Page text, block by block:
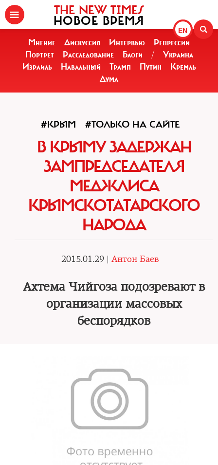
EN
THE NEW TIMES
НОВОЕ ВРЕМЯ
Мнение Дискуссия Интервью
Репрессии
Портрет
Расследование Блоги /
Украина
Израиль
Навальный Трамп Путин
Кремль
Дума
#КРЫМ #ТОЛЬКО НА САЙТЕ
В КРЫМУ ЗАДЕРЖАН
ЗАМПРЕДСЕДАТЕЛЯ
МЕДЖЛИСА
КРЫМСКОТАТАРСКОГО
НАРОДА
2015.01.29 | Антон Баев
Ахтема Чийгоза подозревают в
организации массовых
беспорядков